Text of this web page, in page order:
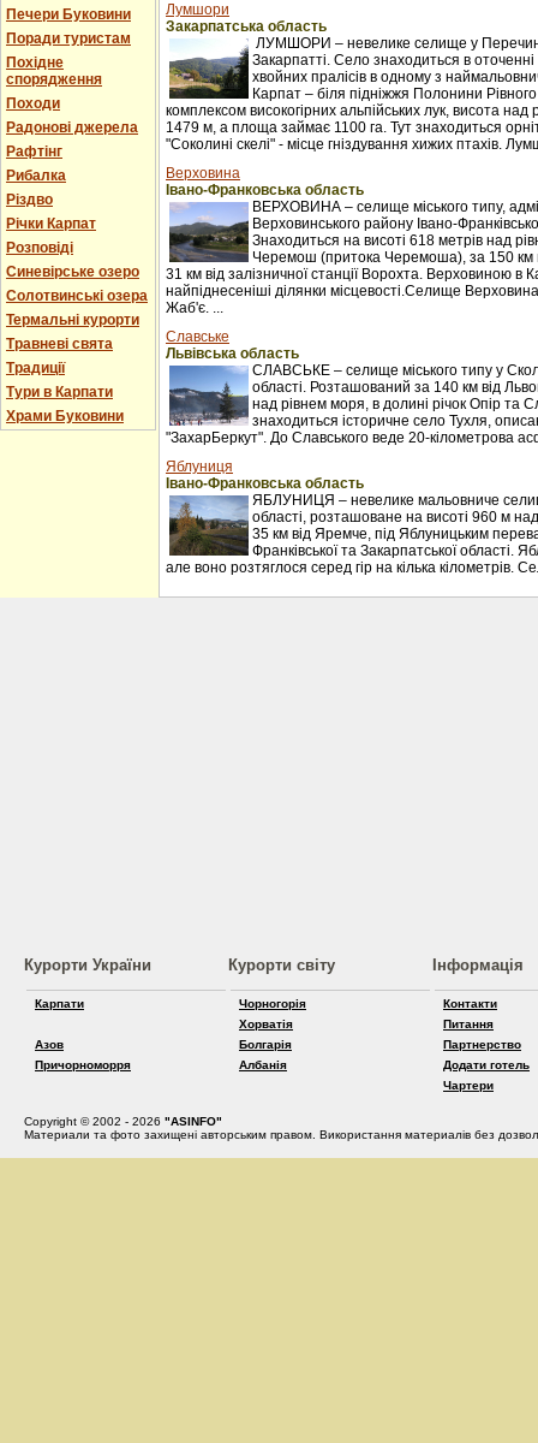
Печери Буковини
Поради туристам
Похідне
спорядження
Походи
Радонові джерела
Рафтінг
Рибалка
Різдво
Річки Карпат
Розповіді
Синевірське озеро
Солотвинські озера
Термальні курорти
Травневі свята
Традиції
Тури в Карпати
Храми Буковини
Лумшори
Закарпатська область
ЛУМШОРИ – невелике селище у
Закарпатті. Село знаходиться в оточенні
хвойних пралісів в одному з
Карпат – біля підніжжя Полонини
комплексом високогірних альпійських лук, висота над
1479 м, а площа займає 1100 га. Тут знаходиться
"Соколині скелі" - місце гніздування хижих птахів.
Верховина
Івано-Франковська область
ВЕРХОВИНА – селище міського типу,
Верховинського району Івано-
Знаходиться на висоті 618 метрів над
Черемош (притока Черемоша), за 150 км
31 км від залізничної станції Ворохта. Верховиною в
найпіднесеніші ділянки місцевості.Селище
Жаб'є. ...
Славське
Львівська область
СЛАВСЬКЕ – селище міського типу у
області. Розташований за 140 км від
над рівнем моря, в долині річок Опір та
знаходиться історичне село Тухля,
"ЗахарБеркут". До Славського веде 20-кілометрова
Яблуниця
Івано-Франковська область
ЯБЛУНИЦЯ – невелике мальовниче
області, розташоване на висоті 960 м
35 км від Яремче, під Яблуницьким
Франківської та Закарпатської області.
але воно розтяглося серед гір на кілька кілометрів.
Курорти України
Карпати
Азов
Причорноморря
Курорти світу
Чорногорія
Хорватія
Болгарія
Албанія
Інформація
Контакти
Питання
Партнерство
Додати готель
Чартери
Copyright © 2002 - 2026 "ASINFO"
Материали та фото захищені авторським правом. Використання материалів без